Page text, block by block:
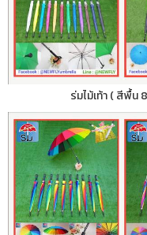
ร่มไม้เท้า ( สีพื้น